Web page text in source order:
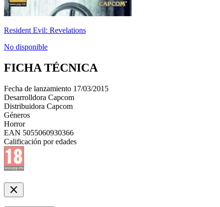
Resident Evil: Revelations
No disponible
FICHA TÉCNICA
Fecha de lanzamiento 17/03/2015
Desarrolldora Capcom
Distribuidora Capcom
Géneros
Horror
EAN 5055060930366
Calificación por edades
close